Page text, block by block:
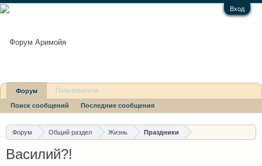
Вход
Форум Общий раздел Жизнь Праздники
Василий?!
Форум
Поиск сообщений Последние сообщения
Пользователи